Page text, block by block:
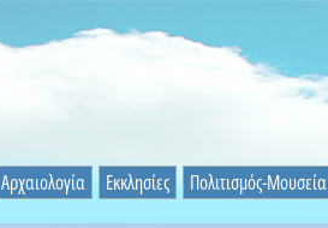
Αρχαιολογία Εκκλησίες Πολιτισμός-Μουσεία